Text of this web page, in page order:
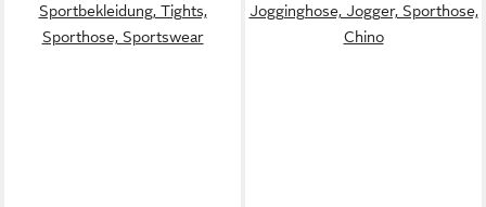
Sportbekleidung, Tights,
Sporthose, Sportswear
Jogginghose, Jogger, Sporthose,
Chino